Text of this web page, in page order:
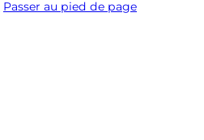
Passer au pied de page